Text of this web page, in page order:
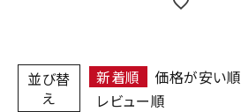
並び替
え
新着順 価格が安い順
レビュー順